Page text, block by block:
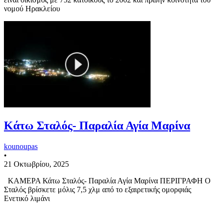
νομού Ηρακλείου
Κάτω Σταλός- Παραλία Αγία Μαρίνα
kounoupas
•
21 Οκτωβρίου, 2025
ΚΑΜΕΡΑ Κάτω Σταλός- Παραλία Αγία Μαρίνα ΠΕΡΙΓΡΑΦΗ Ο
Σταλός βρίσκετε μόλις 7,5 χλμ από το εξαιρετικής ομορφιάς
Ενετικό λιμάνι